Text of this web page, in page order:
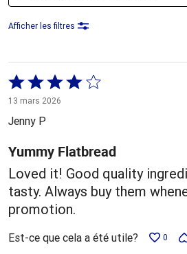
Afficher les filtres
Coté
4 sur
5
13 mars 2026
Jenny P
Yummy Flatbread
Loved it! Good quality
tasty. Always buy them
promotion.
Est-ce que cela a été utile? 0